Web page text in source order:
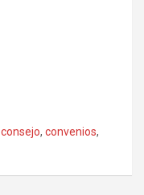
consejo, convenios,